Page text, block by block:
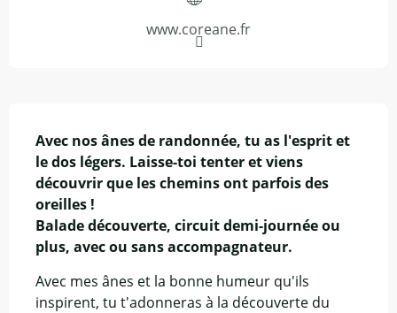
www.coreane.fr
Avec nos ânes de randonnée, tu as l'esprit et
le dos légers. Laisse-toi tenter et viens
découvrir que les chemins ont parfois des
oreilles !
Balade découverte, circuit demi-journée ou
plus, avec ou sans accompagnateur.
Avec mes ânes et la bonne humeur qu'ils
inspirent, tu t'adonneras à la découverte du